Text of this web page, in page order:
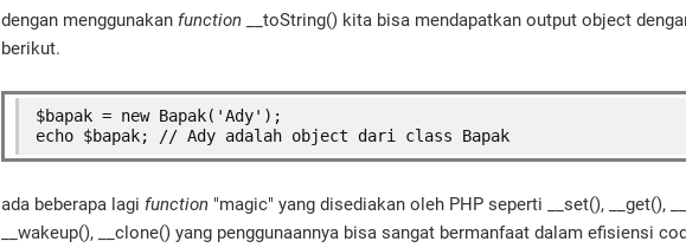
dengan menggunakan function
__toString() kita bisa mendapatkan output object
berikut.
$bapak = new Bapak('Ady');
echo $bapak; // Ady adalah object dari class Bapak
ada beberapa lagi function "magic" yang disediakan oleh PHP seperti __set(), __get(),
__wakeup(), __clone() yang penggunaannya bisa sangat bermanfaat dalam efisiensi